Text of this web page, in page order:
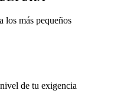
los más pequeños
de tu exigencia